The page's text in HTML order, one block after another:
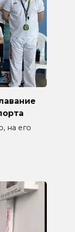
на его